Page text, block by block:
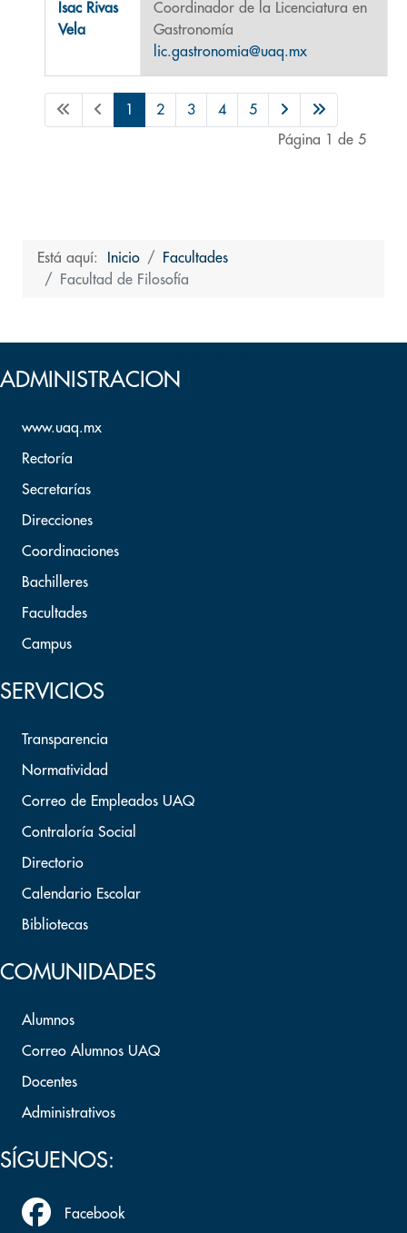
Isac Rivas
Vela
Coordinador de la Licenciatura en
Gastronomía
lic.gastronomia@uaq.mx
Página 1 de 5
1 2 3 4 5
Está aquí: Inicio
Facultades
Facultad de Filosofía
ADMINISTRACION
www.uaq.mx
Rectoría
Secretarías
Direcciones
Coordinaciones
Bachilleres
Facultades
Campus
SERVICIOS
Transparencia
Normatividad
Correo de Empleados UAQ
Contraloría Social
Directorio
Calendario Escolar
Bibliotecas
COMUNIDADES
Alumnos
Correo Alumnos UAQ
Docentes
Administrativos
SÍGUENOS:
Facebook